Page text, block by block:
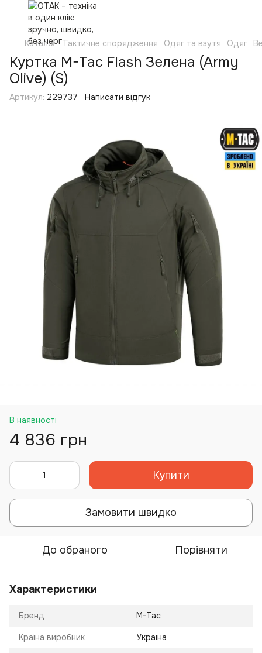
Каталог Тактичне спорядження Одяг та взутя Одяг
Куртка M-Tac Flash Зелена (Army
Olive) (S)
Артикул: 229737 Написати відгук
В наявності
4 836 грн
Купити
Замовити швидко
До обраного Порівняти
Характеристики
Бренд M-Tac
Країна виробник Україна